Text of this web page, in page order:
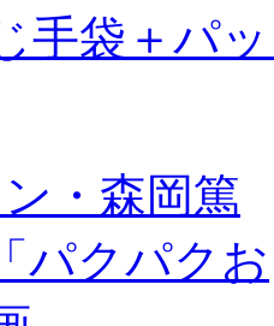
手袋＋パ